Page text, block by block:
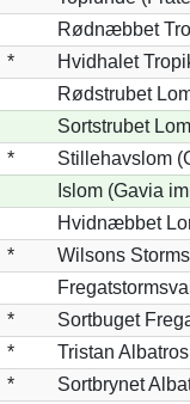
Rødnæbbet
*
Hvidhalet
Rødstrubet
Sortstrubet
*
Stillehavslom
Islom (Gavia
Hvidnæbbet
*
Wilsons
*
Sortbuget
*
Tristan
*
Sortbrynet